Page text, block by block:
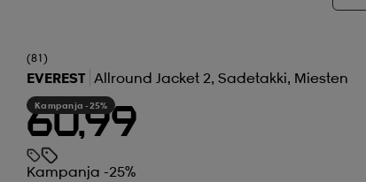
(81)
EVEREST Allround Jacket 2, Sadetakki, Miesten
Kampanja -25%
60,99
Kampanja -25%